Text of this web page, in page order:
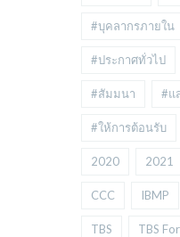
#บุคลากรภายใน
#ประกาศทั่วไป
#สัมมนา #แ
#ให้การต้อนรับ
2020 2021
CCC IBMP
TBS TBS